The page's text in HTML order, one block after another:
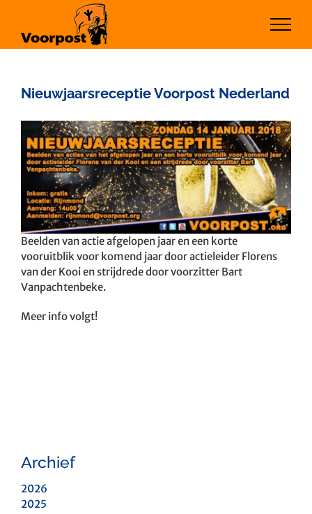
inhoud
Nieuwjaarsreceptie Voorpost Nederland
Bekijk
grotere
afbeelding
Beelden van actie afgelopen jaar en een korte
vooruitblik voor komend jaar door actieleider Florens
van der Kooi en strijdrede door voorzitter Bart
Vanpachtenbeke.
Meer info volgt!
Archief
2026
2025